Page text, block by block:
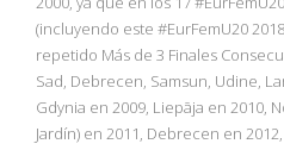
(incluyendo este #EurFemU20
repetido Más de 3 Finales
Sad, Debrecen, Samsun, Udine,
Gdynia en 2009, Liepāja en 2010,
Jardín) en 2011, Debrecen en